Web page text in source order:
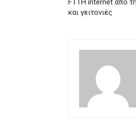
FTTH internet από
και γειτονιές